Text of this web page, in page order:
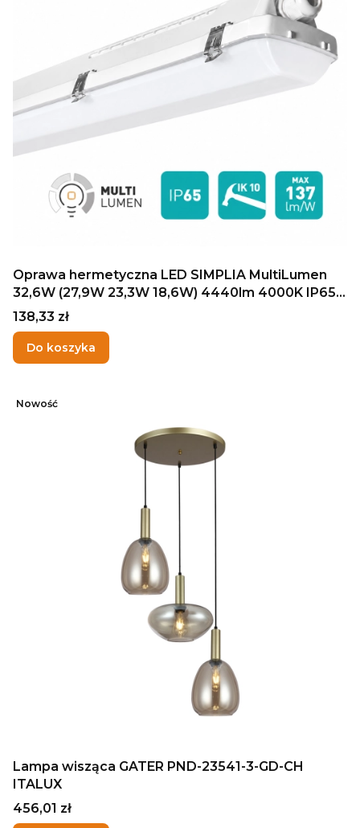
Oprawa hermetyczna LED SIMPLIA MultiLumen
32,6W (27,9W 23,3W 18,6W) 4440lm 4000K IP65
IK10 120cm TREVOS
Cena
138,33 zł
Do koszyka
Nowość
Lampa wisząca GATER PND-23541-3-GD-CH
ITALUX
Cena
456,01 zł